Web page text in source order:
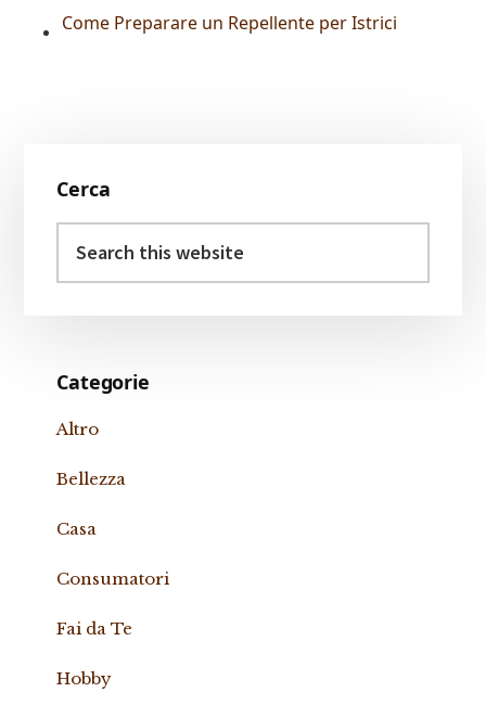
Come Preparare un Repellente per Istrici
Sidebar
Cerca
this
Categorie
Altro
Bellezza
Casa
Consumatori
Fai da Te
Hobby